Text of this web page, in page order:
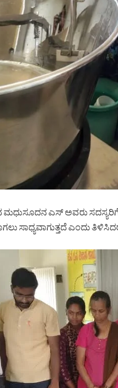
ಮಧುಸೂದನ ಎಸ್‌ ಅವರು
ಸಾಧ್ಯವಾಗುತ್ತದೆ ಎಂದು